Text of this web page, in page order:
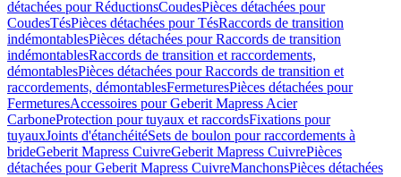
détachées pour RéductionsCoudesPièces détachées pour
CoudesTésPièces détachées pour TésRaccords de transition
indémontablesPièces détachées pour Raccords de transition
indémontablesRaccords de transition et raccordements,
démontablesPièces détachées pour Raccords de transition et
raccordements, démontablesFermeturesPièces détachées pour
FermeturesAccessoires pour Geberit Mapress Acier
CarboneProtection pour tuyaux et raccordsFixations pour
tuyauxJoints d'étanchéitéSets de boulon pour raccordements à
brideGeberit Mapress CuivreGeberit Mapress CuivrePièces
détachées pour Geberit Mapress CuivreManchonsPièces détachées